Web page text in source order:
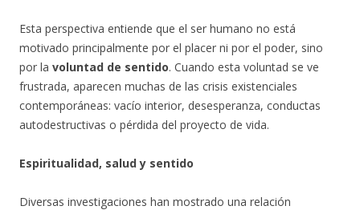
Esta perspectiva entiende que el ser humano no está
motivado principalmente por el placer ni por el poder, sino
por la voluntad de sentido. Cuando esta voluntad se ve
frustrada, aparecen muchas de las crisis existenciales
contemporáneas: vacío interior, desesperanza, conductas
autodestructivas o pérdida del proyecto de vida.
Espiritualidad, salud y sentido
Diversas investigaciones han mostrado una relación